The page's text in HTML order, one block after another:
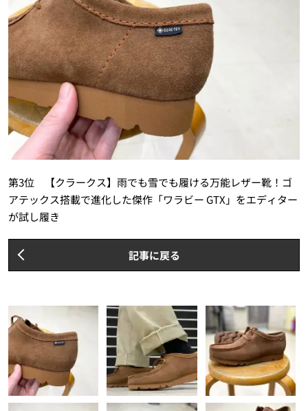
第3位 【クラークス】雨でも雪でも履ける万能レザー靴！ゴ
アテックス搭載で進化した傑作「ワラビー GTX」をエディター
が試し履き
記事に戻る